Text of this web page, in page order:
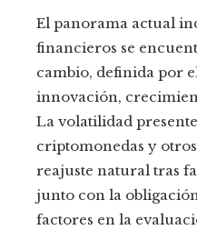
El panorama actual
financieros se
cambio, definida por
innovación,
La volatilidad
criptomonedas y
reajuste natural tras
junto con la
factores en la